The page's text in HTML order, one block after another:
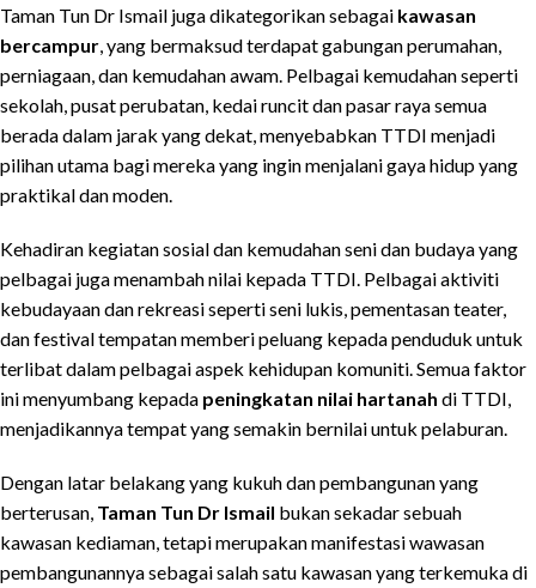
Taman Tun Dr Ismail juga dikategorikan sebagai kawasan
bercampur , yang bermaksud terdapat gabungan perumahan,
perniagaan, dan kemudahan awam. Pelbagai kemudahan seperti
sekolah, pusat perubatan, kedai runcit dan pasar raya semua
berada dalam jarak yang dekat, menyebabkan TTDI menjadi
pilihan utama bagi mereka yang ingin menjalani gaya hidup yang
praktikal dan moden.
Kehadiran kegiatan sosial dan kemudahan seni dan budaya yang
pelbagai juga menambah nilai kepada TTDI. Pelbagai aktiviti
kebudayaan dan rekreasi seperti seni lukis, pementasan teater,
dan festival tempatan memberi peluang kepada penduduk untuk
terlibat dalam pelbagai aspek kehidupan komuniti. Semua faktor
ini menyumbang kepada peningkatan nilai hartanah di TTDI,
menjadikannya tempat yang semakin bernilai untuk pelaburan.
Dengan latar belakang yang kukuh dan pembangunan yang
berterusan, Taman Tun Dr Ismail bukan sekadar sebuah
kawasan kediaman, tetapi merupakan manifestasi wawasan
pembangunannya sebagai salah satu kawasan yang terkemuka di